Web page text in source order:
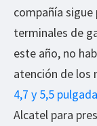
compañía
terminales de
este año, no
atención de los
4,7 y 5,5
Alcatel para